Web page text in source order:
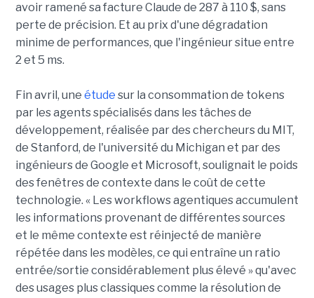
avoir ramené sa facture Claude de 287 à 110 $, sans
perte de précision. Et au prix d'une dégradation
minime de performances, que l'ingénieur situe entre
2 et 5 ms.
Fin avril, une étude sur la consommation de tokens
par les agents spécialisés dans les tâches de
développement, réalisée par des chercheurs du MIT,
de Stanford, de l'université du Michigan et par des
ingénieurs de Google et Microsoft, soulignait le poids
des fenêtres de contexte dans le coût de cette
technologie. « Les workflows agentiques accumulent
les informations provenant de différentes sources
et le même contexte est réinjecté de manière
répétée dans les modèles, ce qui entraîne un ratio
entrée/sortie considérablement plus élevé » qu'avec
des usages plus classiques comme la résolution de